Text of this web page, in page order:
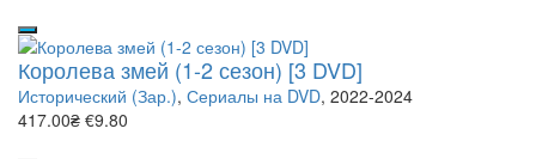
Королева змей (1-2 сезон) [3 DVD]
Исторический (Зар.), Сериалы на DVD, 2022-2024
417.00₴ €9.80